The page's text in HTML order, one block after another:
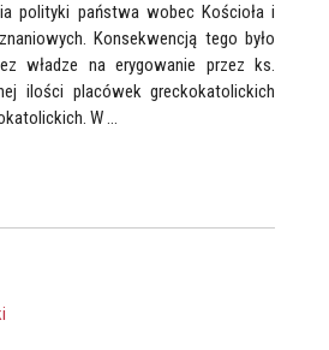
polityki państwa wobec Kościoła i
Konsekwencją tego było
władze na erygowanie przez ks.
ilości placówek greckokatolickich
W …